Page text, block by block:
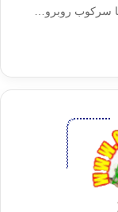
سرکوب روبرو…